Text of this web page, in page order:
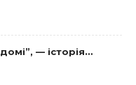
— історія…